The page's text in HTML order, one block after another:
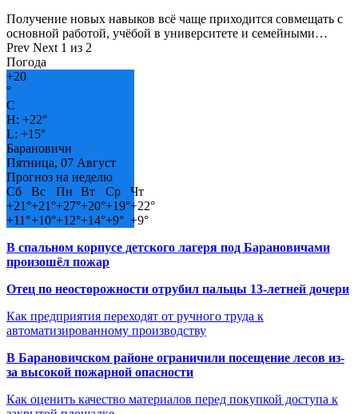
Получение новых навыков всё чаще приходится совмещать с
основной работой, учёбой в университете и семейными…
Prev Next 1 из 2
Погода
+20
°
C
H: +22°
L: +15°
Барановичи
Пятница, 07 Август
Прогноз на неделю
Сб
Вс Пн Вт Ср
Чт
+21°+21°+27°+20°+19°+22°
+11°+10°+12°+14°+9° +9°
В спальном корпусе детского лагеря под Барановичами
произошёл пожар
Отец по неосторожности отрубил пальцы 13-летней дочери
Как предприятия переходят от ручного труда к
автоматизированному производству
В Барановичском районе ограничили посещение лесов из-
за высокой пожарной опасности
Как оценить качество материалов перед покупкой доступа к